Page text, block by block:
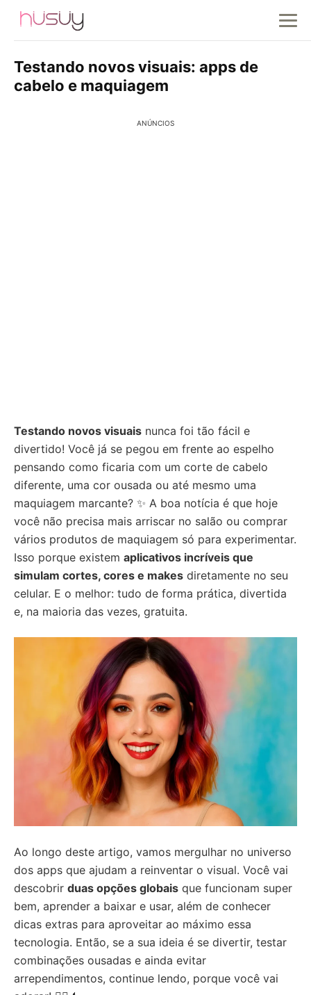
Testando novos visuais: apps de
cabelo e maquiagem
ANÚNCIOS
Testando novos visuais nunca foi tão fácil e
divertido! Você já se pegou em frente ao espelho
pensando como ficaria com um corte de cabelo
diferente, uma cor ousada ou até mesmo uma
maquiagem marcante? ✨ A boa notícia é que hoje
você não precisa mais arriscar no salão ou comprar
vários produtos de maquiagem só para experimentar.
Isso porque existem aplicativos incríveis que
simulam cortes, cores e makes diretamente no seu
celular. E o melhor: tudo de forma prática, divertida
e, na maioria das vezes, gratuita.
Ao longo deste artigo, vamos mergulhar no universo
dos apps que ajudam a reinventar o visual. Você vai
descobrir duas opções globais que funcionam super
bem, aprender a baixar e usar, além de conhecer
dicas extras para aproveitar ao máximo essa
tecnologia. Então, se a sua ideia é se divertir, testar
combinações ousadas e ainda evitar
arrependimentos, continue lendo, porque você vai